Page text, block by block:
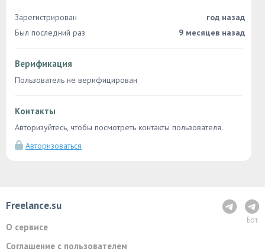
Зарегистрирован
год назад
Был последний раз
9 месяцев назад
Верификация
Пользователь не верифицирован
Контакты
Авторизуйтесь, чтобы посмотреть контакты пользователя.
Авторизоваться
Бот
Freelance.su
О сервисе
Соглашение с пользователем